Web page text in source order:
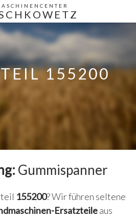
155200
Gummispanner
155200? Wir führen seltene
Ersatzteileaus